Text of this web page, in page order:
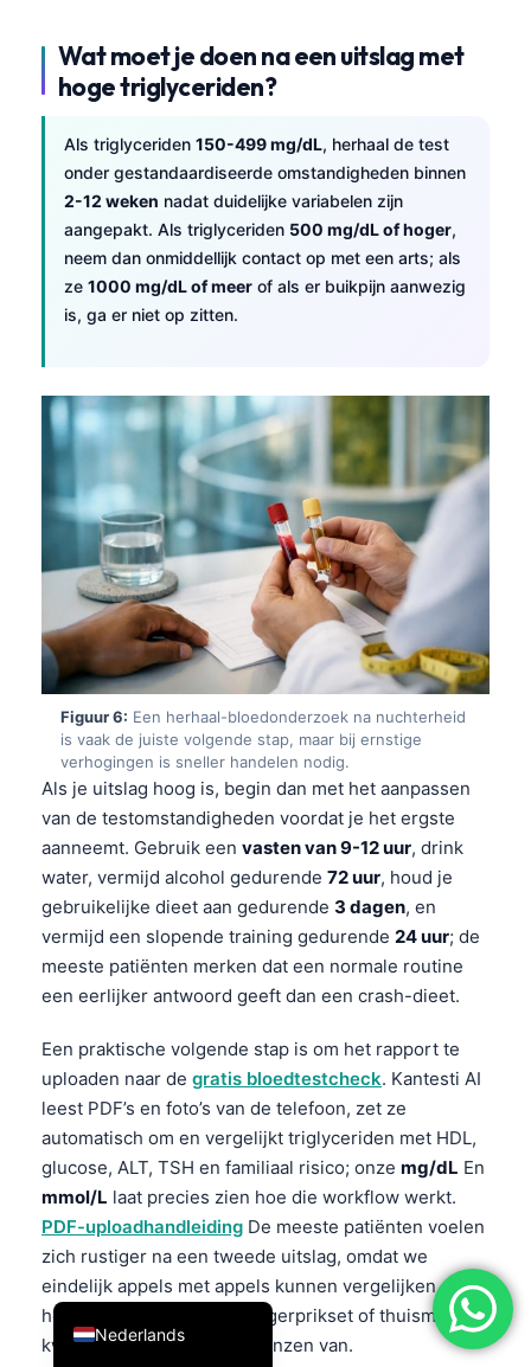
Wat moet je doen na een uitslag met
hoge triglyceriden?
Als triglyceriden 150-499 mg/dL, herhaal de test
onder gestandaardiseerde omstandigheden binnen
2-12 weken nadat duidelijke variabelen zijn
aangepakt. Als triglyceriden 500 mg/dL of hoger,
neem dan onmiddellijk contact op met een arts; als
ze 1000 mg/dL of meer of als er buikpijn aanwezig
is, ga er niet op zitten.
Figuur 6: Een herhaal-bloedonderzoek na nuchterheid
is vaak de juiste volgende stap, maar bij ernstige
verhogingen is sneller handelen nodig.
Als je uitslag hoog is, begin dan met het aanpassen
van de testomstandigheden voordat je het ergste
aanneemt. Gebruik een vasten van 9-12 uur, drink
water, vermijd alcohol gedurende 72 uur, houd je
gebruikelijke dieet aan gedurende 3 dagen, en
vermijd een slopende training gedurende 24 uur; de
meeste patiënten merken dat een normale routine
een eerlijker antwoord geeft dan een crash-dieet.
Een praktische volgende stap is om het rapport te
uploaden naar de gratis bloedtestcheck. Kantesti AI
leest PDF’s en foto’s van de telefoon, zet ze
automatisch om en vergelijkt triglyceriden met HDL,
glucose, ALT, TSH en familiaal risico; onze mg/dL En
mmol/L laat precies zien hoe die workflow werkt.
PDF-uploadhandleiding De meeste patiënten voelen
zich rustiger na een tweede uitslag, omdat we
eindelijk appels met appels kunnen vergelijken. Als
het eerste getal uit een vingerprikset of thuismeting
kwam, lees dan over de grenzen van.
Nederlands
English
Deutsch
العربية
Français
עִבְרִית
Italiano
Español
Ελληνικά
Türkçe
Română
简体中文
فارسی
Български
Dansk
हिन्दी
Bahasa Indonesia
Հայերեն
Íslenska
Српски језик
Svenska
Azərbaycan dili
Eesti
Čeština
ქართული
Русский
Lietuvių kalba
Slovenščina
Magyar